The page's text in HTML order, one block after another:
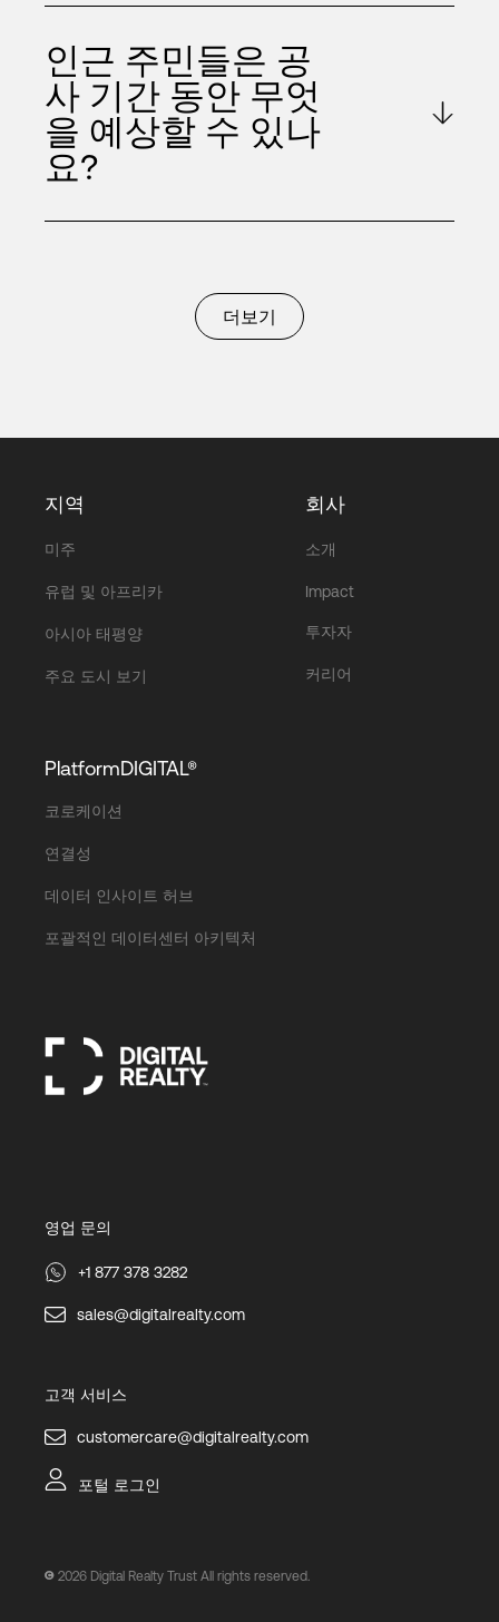
인근 주민들은 공
사 기간 동안 무엇
을 예상할 수 있나
요?
더보기
지역
미주
유럽 및 아프리카
아시아 태평양
주요 도시 보기
회사
소개
Impact
투자자
커리어
PlatformDIGITAL®
코로케이션
연결성
데이터 인사이트 허브
포괄적인 데이터센터 아키텍처
영업 문의
+1 877 378 3282
sales@digitalrealty.com
고객 서비스
customercare@digitalrealty.com
포털 로그인
2026 Digital Realty Trust All rights reserved.